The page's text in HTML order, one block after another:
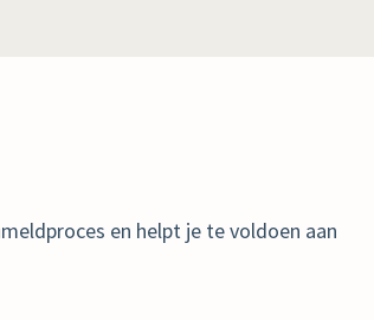
en helpt je te voldoen aan